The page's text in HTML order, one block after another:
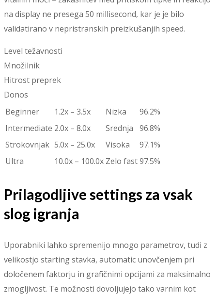
na display ne presega 50 millisecond, kar je je bilo
validatirano v nepristranskih preizkušanjih speed.
Level težavnosti
Množilnik
Hitrost preprek
Donos
Beginner
1.2x – 3.5x Nizka
96.2%
Intermediate 2.0x – 8.0x Srednja
96.8%
Strokovnjak 5.0x – 25.0x Visoka
97.1%
Ultra
10.0x – 100.0x Zelo fast97.5%
Prilagodljive settings za vsak
slog igranja
Uporabniki lahko spremenijo mnogo parametrov, tudi z
velikostjo starting stavka, automatic unovčenjem pri
določenem faktorju in grafičnimi opcijami za maksimalno
zmogljivost. Te možnosti dovoljujejo tako varnim kot